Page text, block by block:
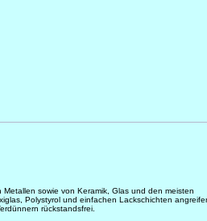
sowie von Keramik, Glas und den meisten
Polystyrol und einfachen Lackschichten
rückstandsfrei.